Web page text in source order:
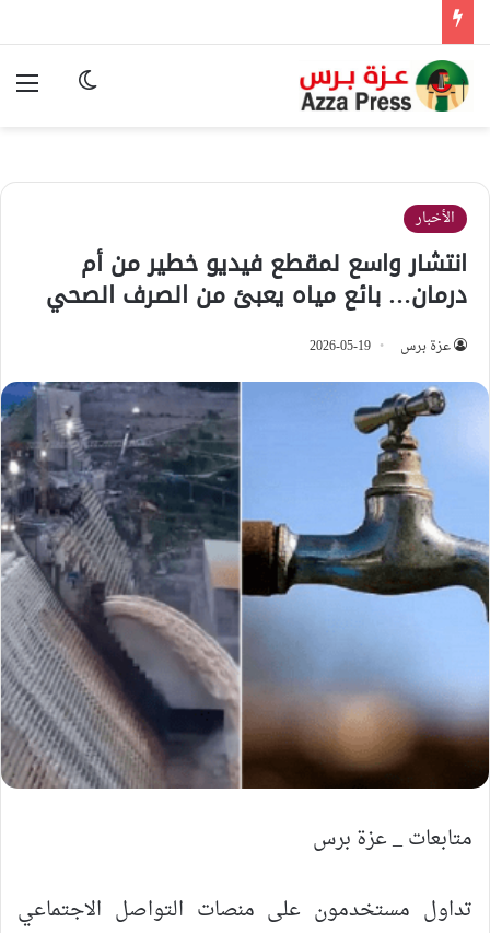
الوضع
الأخبار
انتشار واسع لمقطع فيديو خطير من أم
درمان… بائع مياه يعبئ من الصرف الصحي
عزة برس 2026-05-19
متابعات _ عزة برس
تداول مستخدمون على منصات التواصل الاجتماعي